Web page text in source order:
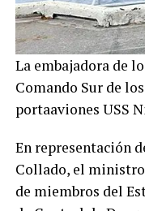
La embajadora de
Comando Sur de
portaaviones USS
En representación
Collado, el ministro
de miembros del